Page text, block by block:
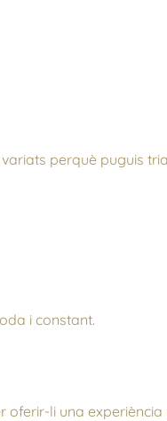
perquè puguis
i constant.
oferir-li una